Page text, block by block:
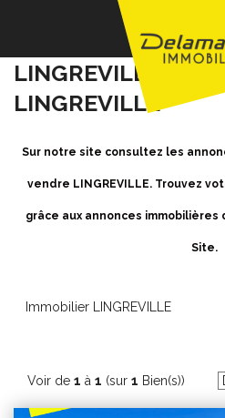
Acheter
Vendre
Espace client
Achat / Vente
LINGREVILLE -
LINGREVILLE
Sur notre site consultez les
vendre LINGREVILLE. Trouvez
grâce aux annonces immobilières
Site.
Immobilier LINGREVILLE
Voir de 1 à 1 (sur 1 Bien(s))